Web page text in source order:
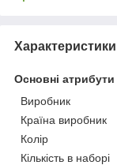
Характеристики
Основні атрибути
Виробник
Країна виробник
Колір
Кількість в наборі